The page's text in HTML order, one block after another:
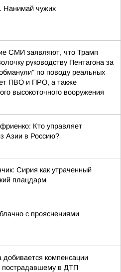
Нанимай чужих
СМИ заявляют, что Трамп
руководству Пентагона за
по поводу реальных
ПВО и ПРО, а также
высокоточного вооружения
Кто управляет
Азии в Россию?
Сирия как утраченный
плацдарм
с прояснениями
добивается компенсации
пострадавшему в ДТП